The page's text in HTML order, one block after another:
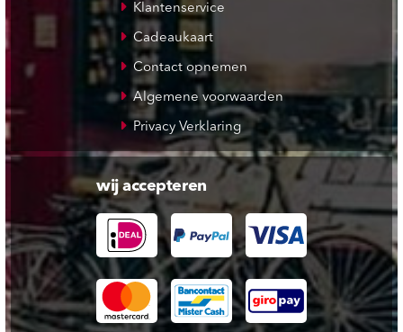
Klantenservice
Cadeaukaart
Contact opnemen
Algemene voorwaarden
Privacy Verklaring
wij accepteren